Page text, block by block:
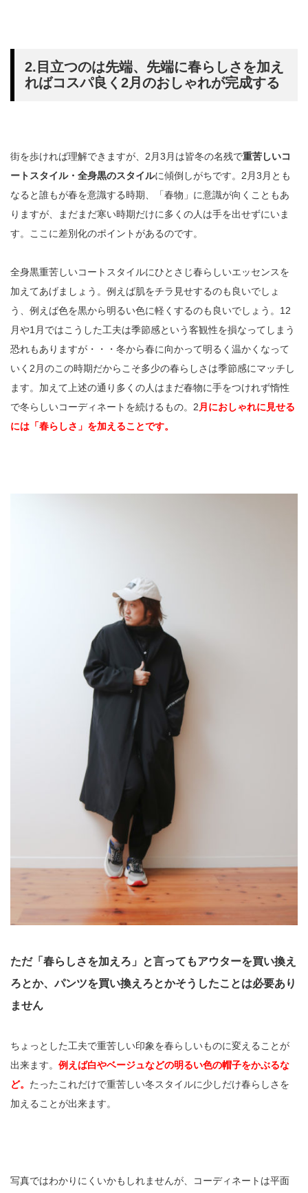
2.目立つのは先端、先端に春らしさを加え
ればコスパ良く2月のおしゃれが完成する
街を歩ければ理解できますが、2月3月は皆冬の名残で重苦しいコ
ートスタイル・全身黒のスタイルに傾倒しがちです。2月3月とも
なると誰もが春を意識する時期、「春物」に意識が向くこともあ
りますが、まだまだ寒い時期だけに多くの人は手を出せずにいま
す。ここに差別化のポイントがあるのです。
全身黒重苦しいコートスタイルにひとさじ春らしいエッセンスを
加えてあげましょう。例えば肌をチラ見せするのも良いでしょ
う、例えば色を黒から明るい色に軽くするのも良いでしょう。12
月や1月ではこうした工夫は季節感という客観性を損なってしまう
恐れもありますが・・・冬から春に向かって明るく温かくなって
いく2月のこの時期だからこそ多少の春らしさは季節感にマッチし
ます。加えて上述の通り多くの人はまだ春物に手をつけれず惰性
で冬らしいコーディネートを続けるもの。2月におしゃれに見せる
には「春らしさ」を加えることです。
ただ「春らしさを加えろ」と言ってもアウターを買い換え
ろとか、パンツを買い換えろとかそうしたことは必要あり
ません
ちょっとした工夫で重苦しい印象を春らしいものに変えることが
出来ます。 例えば白やベージュなどの明るい色の帽子をかぶるな
ど。 たったこれだけで重苦しい冬スタイルに少しだけ春らしさを
加えることが出来ます。
写真ではわかりにくいかもしれませんが、コーディネートは平面